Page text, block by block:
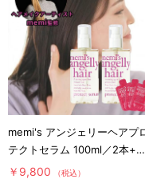
memi's アンジェリーヘアプ
テクトセラム 100ml／2本+パ
ウチ3包／memi監修
￥9,800 （税込）